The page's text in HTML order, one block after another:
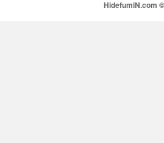
HidefumiN.com